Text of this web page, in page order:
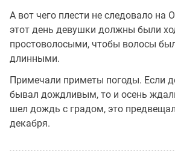
А вот чего плести не следовало на
этот день девушки должны были
простоволосыми, чтобы волосы
длинными.
Примечали приметы погоды. Если
бывал дождливым, то и осень
шел дождь с градом, это
декабря.